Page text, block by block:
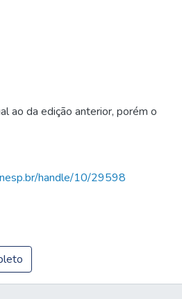
ao da edição anterior, porém o
handle/10/29598